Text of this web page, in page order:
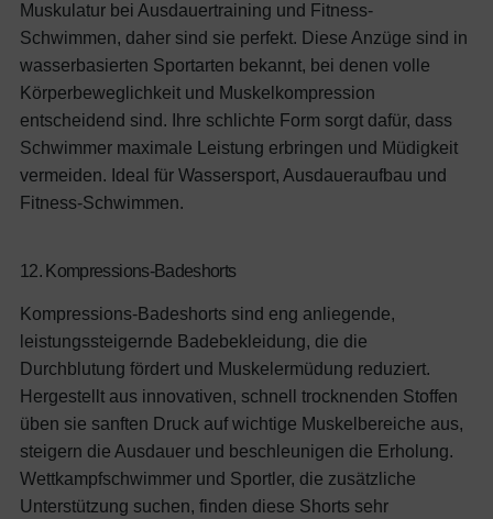
Muskulatur bei Ausdauertraining und Fitness-
Schwimmen, daher sind sie perfekt. Diese Anzüge sind in
wasserbasierten Sportarten bekannt, bei denen volle
Körperbeweglichkeit und Muskelkompression
entscheidend sind. Ihre schlichte Form sorgt dafür, dass
Schwimmer maximale Leistung erbringen und Müdigkeit
vermeiden. Ideal für Wassersport, Ausdaueraufbau und
Fitness-Schwimmen.
12. Kompressions-Badeshorts
Kompressions-Badeshorts sind eng anliegende,
leistungssteigernde Badebekleidung, die die
Durchblutung fördert und Muskelermüdung reduziert.
Hergestellt aus innovativen, schnell trocknenden Stoffen
üben sie sanften Druck auf wichtige Muskelbereiche aus,
steigern die Ausdauer und beschleunigen die Erholung.
Wettkampfschwimmer und Sportler, die zusätzliche
Unterstützung suchen, finden diese Shorts sehr